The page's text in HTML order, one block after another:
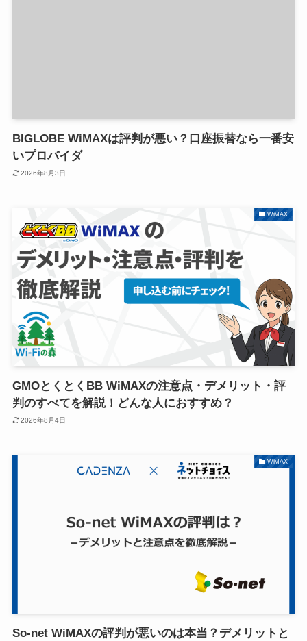
BIGLOBE WiMAXは評判が悪い？口座振替なら一番安
いプロバイダ
2026年8月3日
WiMAX
GMOとくとくBB WiMAXの注意点・デメリット・評
判のすべてを解説！どんな人におすすめ？
2026年8月4日
WiMAX
So-net WiMAXの評判が悪いのは本当？デメリットと